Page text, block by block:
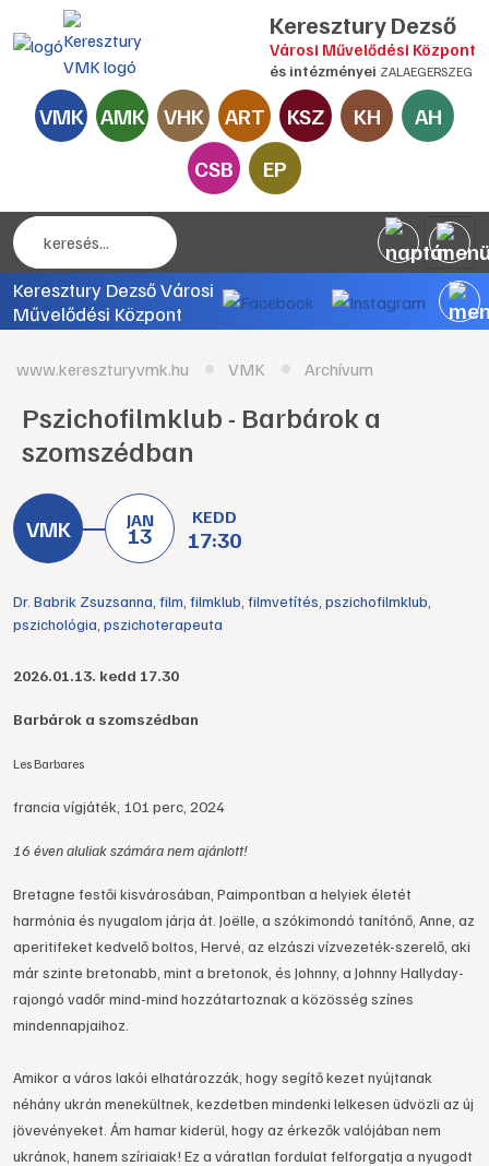
Keresztury Dezső
Városi Művelődési Központ
és intézményei ZALAEGERSZEG
VMK AMK VHK ART KSZ KH
AH
CSB
EP
Keresztury Dezső Városi
Művelődési Központ
www.kereszturyvmk.hu VMK Archívum
Pszichofilmklub - Barbárok a
szomszédban
JAN
13
KEDD
17:30
Dr. Babrik Zsuzsanna film filmklub filmvetítés pszichofilmklub
pszichológia pszichoterapeuta
2026.01.13. kedd 17.30
Barbárok a szomszédban
Les Barbares
francia vígjáték, 101 perc, 2024
16 éven aluliak számára nem ajánlott!
Bretagne festői kisvárosában, Paimpontban a helyiek életét
harmónia és nyugalom járja át. Joëlle, a szókimondó tanítónő, Anne, az
aperitifeket kedvelő boltos, Hervé, az elzászi vízvezeték-szerelő, aki
már szinte bretonabb, mint a bretonok, és Johnny, a Johnny Hallyday-
rajongó vadőr mind-mind hozzátartoznak a közösség színes
mindennapjaihoz.
Amikor a város lakói elhatározzák, hogy segítő kezet nyújtanak
néhány ukrán menekültnek, kezdetben mindenki lelkesen üdvözli az új
jövevényeket. Ám hamar kiderül, hogy az érkezők valójában nem
ukránok, hanem szíriaiak! Ez a váratlan fordulat felforgatja a nyugodt